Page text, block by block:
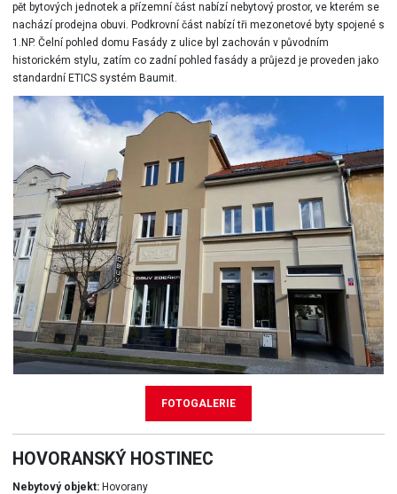
FOTOGALERIE
pět bytových jednotek a přízemní část nabízí nebytový prostor, ve kterém se
nachází prodejna obuvi. Podkrovní část nabízí tři mezonetové byty spojené s
1.NP. Čelní pohled domu Fasády z ulice byl zachován v původním
historickém stylu, zatím co zadní pohled fasády a průjezd je proveden jako
standardní ETICS systém Baumit.
HOVORANSKÝ HOSTINEC
Nebytový objekt:Hovorany